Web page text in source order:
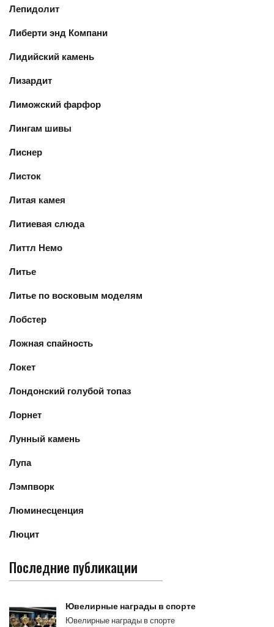
Лепидолит
Либерти энд Компани
Лидийский камень
Лизардит
Лиможский фарфор
Лингам шивы
Лиснер
Листок
Литая камея
Литиевая слюда
Литтл Немо
Литье
Литье по восковым моделям
Лобстер
Ложная спайность
Локет
Лондонский голубой топаз
Лорнет
Лунный камень
Лупа
Лэмпворк
Люминесценция
Люцит
Последние публикации
Ювелирные награды в спорте
Ювелирные награды в спорте